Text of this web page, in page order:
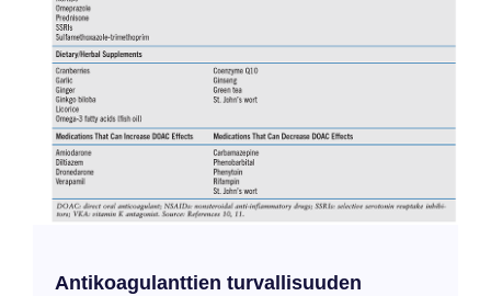
Antikoagulanttien turvallisuuden